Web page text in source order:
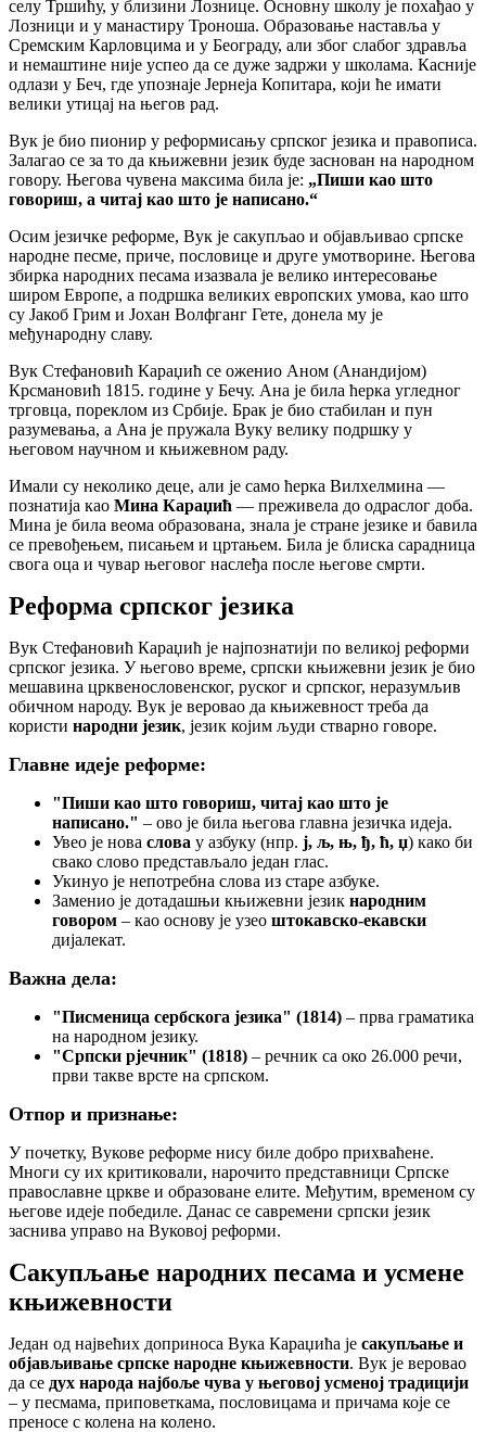
селу Тршићу, у близини Лознице. Основну школу је похађао у
Лозници и у манастиру Троноша. Образовање наставља у
Сремским Карловцима и у Београду, али због слабог здравља
и немаштине није успео да се дуже задржи у школама. Касније
одлази у Беч, где упознаје Јернеја Копитара, који ће имати
велики утицај на његов рад.
Вук је био пионир у реформисању српског језика и правописа.
Залагао се за то да књижевни језик буде заснован на народном
говору. Његова чувена максима била је: „Пиши као што
говориш, а читај као што је написано.“
Осим језичке реформе, Вук је сакупљао и објављивао српске
народне песме, приче, пословице и друге умотворине. Његова
збирка народних песама изазвала је велико интересовање
широм Европе, а подршка великих европских умова, као што
су Јакоб Грим и Јохан Волфганг Гете, донела му је
међународну славу.
Вук Стефановић Караџић се оженио Аном (Анандијом)
Крсмановић 1815. године у Бечу. Ана је била ћерка угледног
трговца, пореклом из Србије. Брак је био стабилан и пун
разумевања, а Ана је пружала Вуку велику подршку у
његовом научном и књижевном раду.
Имали су неколико деце, али је само ћерка Вилхелмина —
познатија као Мина Караџић — преживела до одраслог доба.
Мина је била веома образована, знала је стране језике и бавила
се превођењем, писањем и цртањем. Била је блиска сарадница
свога оца и чувар његовог наслеђа после његове смрти.
Реформа српског језика
Вук Стефановић Караџић је најпознатији по великој реформи
српског језика. У његово време, српски књижевни језик је био
мешавина црквенословенског, руског и српског, неразумљив
обичном народу. Вук је веровао да књижевност треба да
користи народни језик, језик којим људи стварно говоре.
Главне идеје реформе:
"Пиши као што говориш, читај као што је
написано." – ово је била његова главна језичка идеја.
Увео је нова слова у азбуку (нпр. ј, љ, њ, ђ, ћ, џ) како би
свако слово представљало један глас.
Укинуо је непотребна слова из старе азбуке.
Заменио је дотадашњи књижевни језик народним
говором – као основу је узео штокавско-екавски
дијалекат.
Важна дела:
"Писменица сербскога језика" (1814) – прва граматика
на народном језику.
"Српски рјечник" (1818) – речник са око 26.000 речи,
први такве врсте на српском.
Отпор и признање:
У почетку, Вукове реформе нису биле добро прихваћене.
Многи су их критиковали, нарочито представници Српске
православне цркве и образоване елите. Међутим, временом су
његове идеје победиле. Данас се савремени српски језик
заснива управо на Вуковој реформи.
Сакупљање народних песама и усмене
књижевности
Један од највећих доприноса Вука Караџића је сакупљање и
објављивање српске народне књижевности. Вук је веровао
да се дух народа најбоље чува у његовој усменој традицији
– у песмама, приповеткама, пословицама и причама које се
преносе с колена на колено.